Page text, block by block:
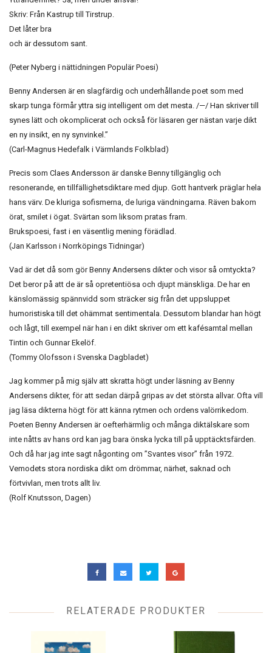
Skriv: Från Kastrup till Tirstrup.
Det låter bra
och är dessutom sant.
(Peter Nyberg i nättidningen Populär Poesi)
Benny Andersen är en slagfärdig och underhållande poet som med
skarp tunga förmår yttra sig intelligent om det mesta. /—/ Han skriver till
synes lätt och okomplicerat och också för läsaren ger nästan varje dikt
en ny insikt, en ny synvinkel.”
(Carl-Magnus Hedefalk i Värmlands Folkblad)
Precis som Claes Andersson är danske Benny tillgänglig och
resonerande, en tillfällighetsdiktare med djup. Gott hantverk präglar hela
hans värv. De kluriga sofismerna, de luriga vändningarna. Räven bakom
örat, smilet i ögat. Svärtan som liksom pratas fram.
Brukspoesi, fast i en väsentlig mening förädlad.
(Jan Karlsson i Norrköpings Tidningar)
Vad är det då som gör Benny Andersens dikter och visor så omtyckta?
Det beror på att de är så opretentiösa och djupt mänskliga. De har en
känslomässig spännvidd som sträcker sig från det uppsluppet
humoristiska till det ohämmat sentimentala. Dessutom blandar han högt
och lågt, till exempel när han i en dikt skriver om ett kafésamtal mellan
Tintin och Gunnar Ekelöf.
(Tommy Olofsson i Svenska Dagbladet)
Jag kommer på mig själv att skratta högt under läsning av Benny
Andersens dikter, för att sedan därpå gripas av det största allvar. Ofta vill
jag läsa dikterna högt för att känna rytmen och ordens valörrikedom.
Poeten Benny Andersen är oefterhärmlig och många diktälskare som
inte nåtts av hans ord kan jag bara önska lycka till på upptäcktsfärden.
Och då har jag inte sagt någonting om ”Svantes visor” från 1972.
Vemodets stora nordiska dikt om drömmar, närhet, saknad och
förtvivlan, men trots allt liv.
(Rolf Knutsson, Dagen)
RELATERADE PRODUKTER